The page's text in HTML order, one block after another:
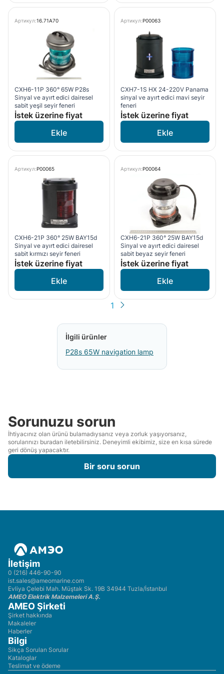
Артикул:16.71A70
CXH6-11P 360° 65W P28s
Sinyal ve ayırt edici dairesel
sabit yeşil seyir feneri
İstek üzerine fiyat
Артикул:P00063
CXH7-1S HX 24-220V Panama
sinyal ve ayırt edici mavi seyir
feneri
İstek üzerine fiyat
Артикул:P00065
CXH6-21P 360° 25W BAY15d
Sinyal ve ayırt edici dairesel
sabit kırmızı seyir feneri
İstek üzerine fiyat
Артикул:P00064
CXH6-21P 360° 25W BAY15d
Sinyal ve ayırt edici dairesel
sabit beyaz seyir feneri
İstek üzerine fiyat
1
İlgili ürünler
P28s 65W navigation lamp
Sorunuzu sorun
İhtiyacınız olan ürünü bulamadıysanız veya zorluk yaşıyorsanız,
sorularınızı buradan iletebilirsiniz. Deneyimli ekibimiz, size en kısa sürede
geri dönüş yapacaktır.
Bir soru sorun
İletişim
0 (216) 446-90-90
ist.sales@ameomarine.com
Evliya Çelebi Mah. Müştak Sk. 19B 34944 Tuzla/İstanbul
AMEO Elektrik Malzemeleri A.Ş.
AMEO Şirketi
Şirket hakkında
Makaleler
Haberler
Bilgi
Sikça Sorulan Sorular
Kataloglar
Teslimat ve ödeme